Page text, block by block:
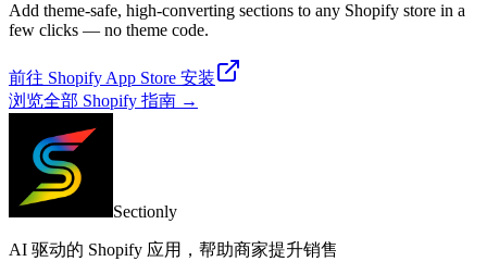
Add theme-safe, high-converting sections to any Shopify store in a
few clicks — no theme code.
前往 Shopify App Store 安装
浏览全部 Shopify 指南 →
Sectionly
AI 驱动的 Shopify 应用，帮助商家提升销售